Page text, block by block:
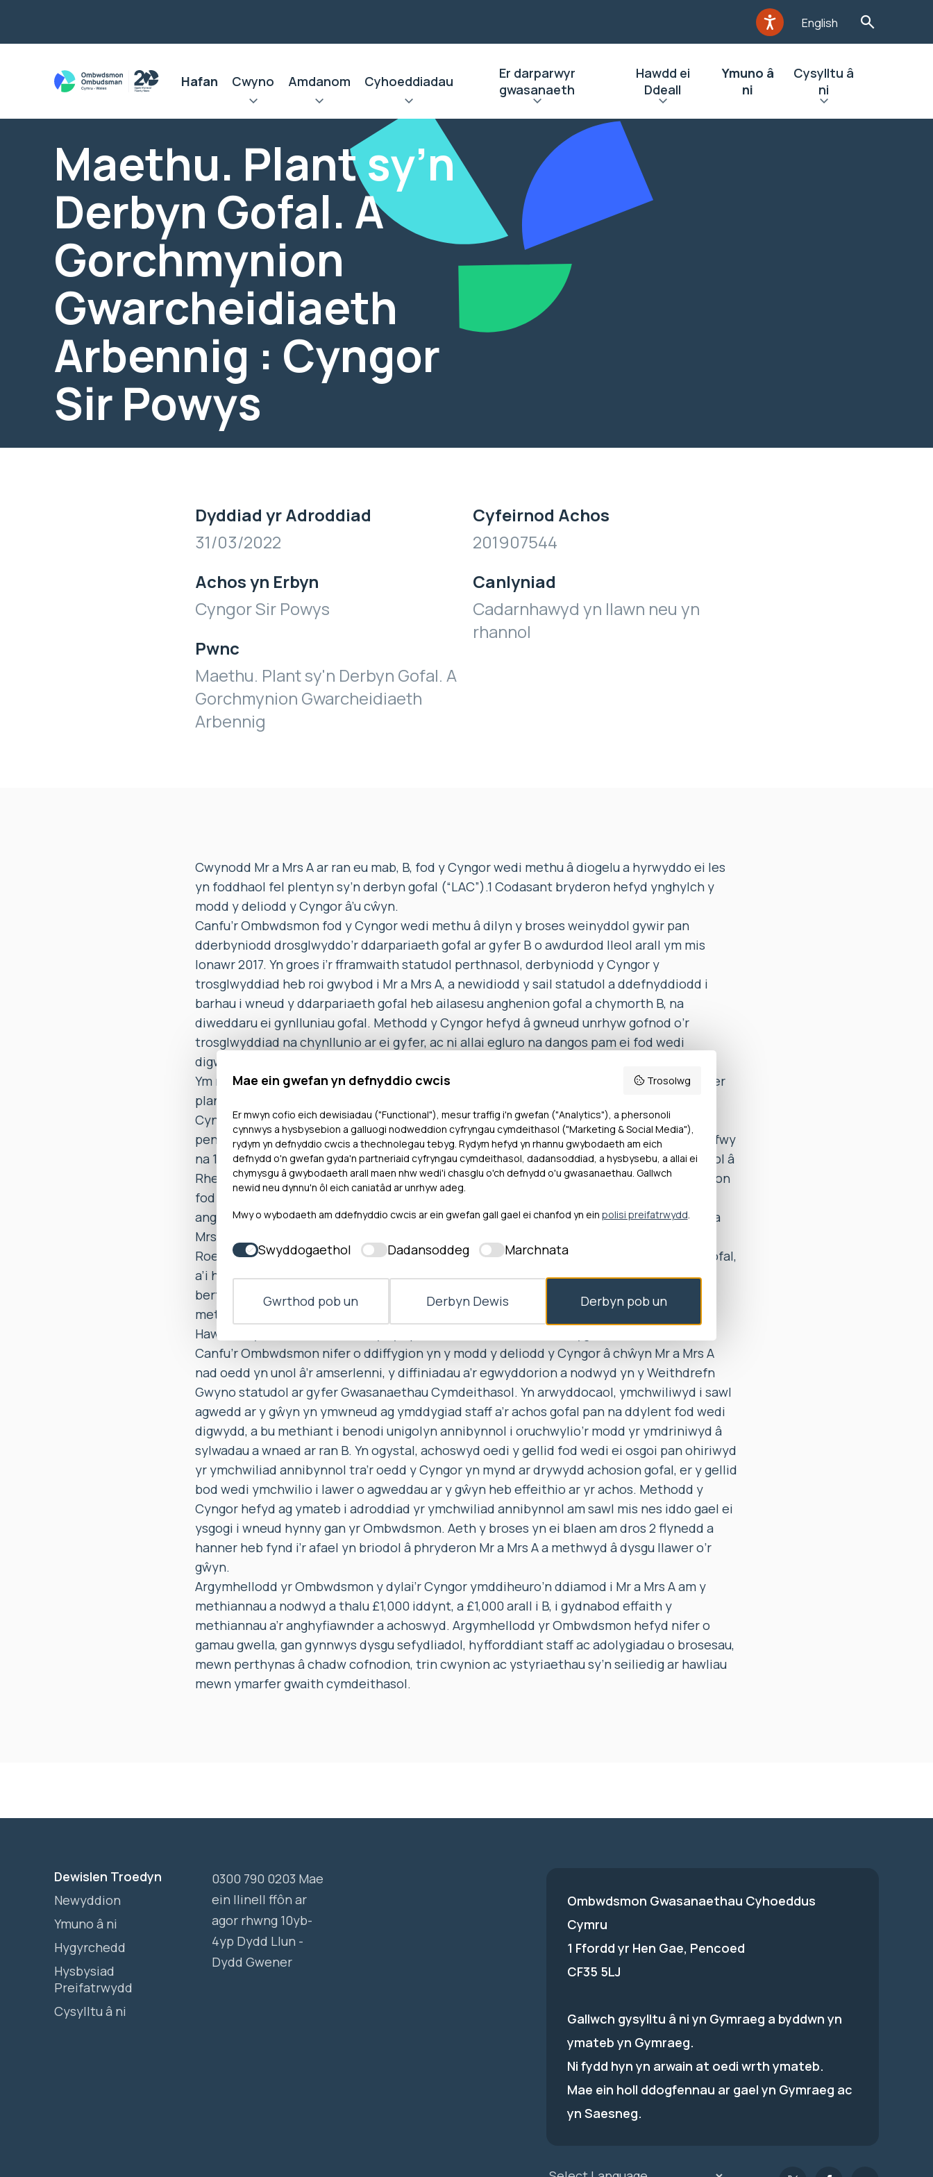
English
Hafan Cwyno Amdanom Cyhoeddiadau
Er darparwyr
gwasanaeth
Hawdd ei
Ddeall
Ymuno â
ni
Cysylltu â
ni
Maethu. Plant sy’n
Derbyn Gofal. A
Gorchmynion
Gwarcheidiaeth
Arbennig : Cyngor
Sir Powys
Dyddiad yr Adroddiad
31/03/2022
Achos yn Erbyn
Cyngor Sir Powys
Pwnc
Maethu. Plant sy'n Derbyn Gofal. A
Gorchmynion Gwarcheidiaeth
Arbennig
Cyfeirnod Achos
201907544
Canlyniad
Cadarnhawyd yn llawn neu yn
rhannol
Cwynodd Mr a Mrs A ar ran eu mab, B, fod y Cyngor wedi methu â diogelu a hyrwyddo ei les
yn foddhaol fel plentyn sy’n derbyn gofal (“LAC”).1 Codasant bryderon hefyd ynghylch y
modd y deliodd y Cyngor â’u cŵyn.
Canfu’r Ombwdsmon fod y Cyngor wedi methu â dilyn y broses weinyddol gywir pan
dderbyniodd drosglwyddo’r ddarpariaeth gofal ar gyfer B o awdurdod lleol arall ym mis
Ionawr 2017. Yn groes i’r fframwaith statudol perthnasol, derbyniodd y Cyngor y
trosglwyddiad heb roi gwybod i Mr a Mrs A, a newidiodd y sail statudol a ddefnyddiodd i
barhau i wneud y ddarpariaeth gofal heb ailasesu anghenion gofal a chymorth B, na
diweddaru ei gynlluniau gofal. Methodd y Cyngor hefyd â gwneud unrhyw gofnod o’r
trosglwyddiad na chynllunio ar ei gyfer, ac ni allai egluro na dangos pam ei fod wedi
digwydd.
Ym mis Ionawr 2018 gwnaed penderfyniad i reoli B o dan y gweithdrefnau statudol ar gyfer
plant sy’n derbyn gofal, oherwydd bod yr amser yr oedd mewn llety a drefnwyd gan y
Cyngor wedi cynyddu’n sylweddol ar ôl trosglwyddo’r ddarpariaeth gofal. Roedd
penderfyniad y Cyngor yn seiliedig ar ei ddealltwriaeth bod unrhyw blentyn a dreuliodd fwy
na 120 diwrnod y flwyddyn y tu allan i gartref y teulu yn derbyn gofal yn awtomatig yn unol â
Rheoliadau Cynllunio Gofal, Lleoli ac Adolygu Achosion (Cymru) 2015. Canfu’r Ombwdsmon
fod dehongliad y Cyngor o’r gyfraith a’r canllawiau ynghylch statws derbyn gofal B yn
anghywir. Roedd y Cyngor hefyd wedi cymryd bod caniatâd rhieni ar gyfer gofalu am Mr a
Mrs A yn wirfoddol heb egluro’n iawn beth yw hawliau rhieni Mr a Mrs A.
Roedd y diffyg tryloywder a methiannau gweinyddol o ran trosglwyddo’r ddarpariaeth gofal,
a’i heffaith ar wneud penderfyniadau dilynol, wedi arwain at fethiant diangen yn y
berthynas rhwng Mr a Mrs A a’r Cyngor. Roedd yr Ombwdsmon hefyd o’r farn bod y
methiannau’n ymwneud â hawliau Mr a Mrs A a B i broses deg o dan Erthygl 6 o’r Ddeddf
Hawliau Dynol, ac i barchu eu bywyd preifat a theuluol o dan Erthygl 8.
Canfu’r Ombwdsmon nifer o ddiffygion yn y modd y deliodd y Cyngor â chŵyn Mr a Mrs A
nad oedd yn unol â’r amserlenni, y diffiniadau a’r egwyddorion a nodwyd yn y Weithdrefn
Gwyno statudol ar gyfer Gwasanaethau Cymdeithasol. Yn arwyddocaol, ymchwiliwyd i sawl
agwedd ar y gŵyn yn ymwneud ag ymddygiad staff a’r achos gofal pan na ddylent fod wedi
digwydd, a bu methiant i benodi unigolyn annibynnol i oruchwylio’r modd yr ymdriniwyd â
sylwadau a wnaed ar ran B. Yn ogystal, achoswyd oedi y gellid fod wedi ei osgoi pan ohiriwyd
yr ymchwiliad annibynnol tra’r oedd y Cyngor yn mynd ar drywydd achosion gofal, er y gellid
bod wedi ymchwilio i lawer o agweddau ar y gŵyn heb effeithio ar yr achos. Methodd y
Cyngor hefyd ag ymateb i adroddiad yr ymchwiliad annibynnol am sawl mis nes iddo gael ei
ysgogi i wneud hynny gan yr Ombwdsmon. Aeth y broses yn ei blaen am dros 2 flynedd a
hanner heb fynd i’r afael yn briodol â phryderon Mr a Mrs A a methwyd â dysgu llawer o’r
gŵyn.
Argymhellodd yr Ombwdsmon y dylai’r Cyngor ymddiheuro’n ddiamod i Mr a Mrs A am y
methiannau a nodwyd a thalu £1,000 iddynt, a £1,000 arall i B, i gydnabod effaith y
methiannau a’r anghyfiawnder a achoswyd. Argymhellodd yr Ombwdsmon hefyd nifer o
gamau gwella, gan gynnwys dysgu sefydliadol, hyfforddiant staff ac adolygiadau o brosesau,
mewn perthynas â chadw cofnodion, trin cwynion ac ystyriaethau sy’n seiliedig ar hawliau
mewn ymarfer gwaith cymdeithasol.
Dewislen Troedyn
Newyddion
Ymuno â ni
Hygyrchedd
Hysbysiad
Preifatrwydd
Cysylltu â ni
0300 790 0203 Mae
ein llinell ffôn ar
agor rhwng 10yb-
4yp Dydd Llun -
Dydd Gwener
Ombwdsmon Gwasanaethau Cyhoeddus
Cymru
1 Ffordd yr Hen Gae, Pencoed
CF35 5LJ
Gallwch gysylltu â ni yn Gymraeg a byddwn yn
ymateb yn Gymraeg.
Ni fydd hyn yn arwain at oedi wrth ymateb.
Mae ein holl ddogfennau ar gael yn Gymraeg ac
yn Saesneg.
Mae ein gwefan yn defnyddio cwcis Trosolwg
Er mwyn cofio eich dewisiadau ("Functional"), mesur traffig i'n gwefan ("Analytics"), a phersonoli
cynnwys a hysbysebion a galluogi nodweddion cyfryngau cymdeithasol ("Marketing & Social Media"),
rydym yn defnyddio cwcis a thechnolegau tebyg. Rydym hefyd yn rhannu gwybodaeth am eich
defnydd o'n gwefan gyda'n partneriaid cyfryngau cymdeithasol, dadansoddiad, a hysbysebu, a allai ei
chymysgu â gwybodaeth arall maen nhw wedi'i chasglu o'ch defnydd o'u gwasanaethau. Gallwch
newid neu dynnu'n ôl eich caniatâd ar unrhyw adeg.
Mwy o wybodaeth am ddefnyddio cwcis ar ein gwefan gall gael ei chanfod yn ein polisi preifatrwydd.
Swyddogaethol Dadansoddeg Marchnata
Gwrthod pob un Derbyn Dewis Derbyn pob un